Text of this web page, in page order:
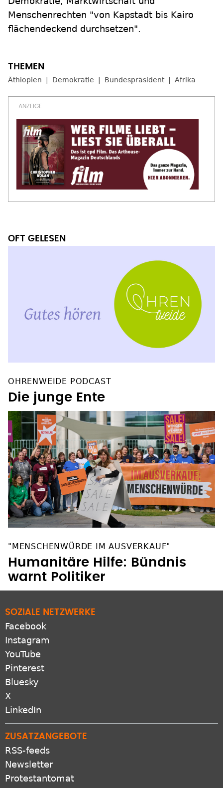
Menschenrechten "von Kapstadt bis Kairo
flächendeckend durchsetzen".
Äthiopien Demokratie Bundespräsident Afrika
OFT GELESEN
OHRENWEIDE PODCAST
Die junge Ente
"MENSCHENWÜRDE IM AUSVERKAUF"
Humanitäre Hilfe: Bündnis
warnt Politiker
SOZIALE NETZWERKE
Facebook
Instagram
YouTube
Pinterest
Bluesky
X
LinkedIn
ZUSATZANGEBOTE
RSS-feeds
Newsletter
Protestantomat